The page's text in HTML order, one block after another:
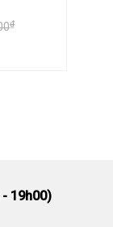
₫
- 19h00)